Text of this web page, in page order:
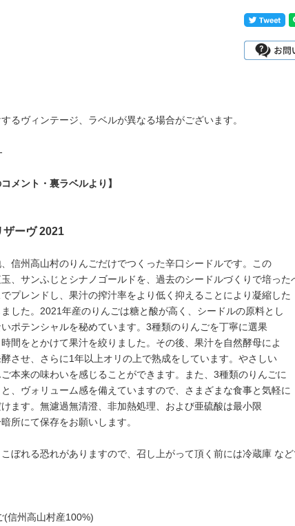
るヴィンテージ、ラベルが異なる場合がございます。
メント・裏ラベルより】
ザーヴ 2021
信州高山村のりんごだけでつくった辛口シードルです。この
、サンふじとシナノゴールドを、過去のシードルづくりで培った
プレンドし、果汁の搾汁率をより低く抑えることにより凝縮した
した。2021年産のりんごは糖と酸が高く、シードルの原料とし
ポテンシャルを秘めています。3種類のりんごを丁寧に選果
間をとかけて果汁を絞りました。その後、果汁を自然酵母によ
させ、さらに1年以上オリの上で熟成をしています。やさしい
本来の味わいを感じることができます。また、3種類のりんごに
、ヴォリューム感を備えていますので、さまざまな食事と気軽に
ます。無濾過無清澄、非加熱処理、および亜硫酸は最小限
所にて保存をお願いします。
ぼれる恐れがありますので、召し上がって頂く前には冷蔵庫 な
(信州高山村産100%)